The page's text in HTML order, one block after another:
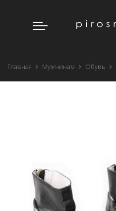
Главная Мужчинам Обувь